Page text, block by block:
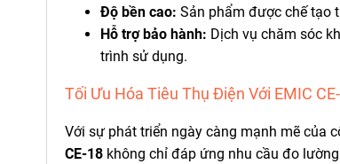
Độ bền cao: Sản phẩm được chế tạo
Hỗ trợ bảo hành: Dịch vụ chăm sóc
trình sử dụng.
Tối Ưu Hóa Tiêu Thụ Điện Với EMIC
Với sự phát triển ngày càng mạnh mẽ của
CE-18 không chỉ đáp ứng nhu cầu đo